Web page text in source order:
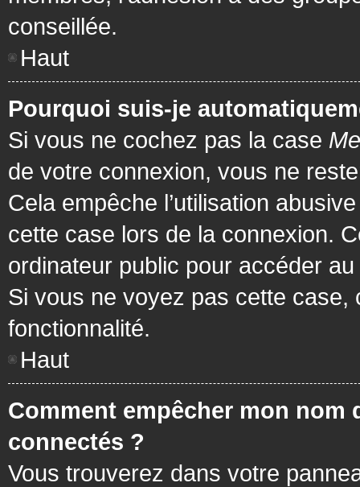
conseillée.
Haut
Pourquoi suis-je
Si vous ne cochez pas la case
de votre connexion, vous ne
Cela empêche l’utilisation
cette case lors de la connexion.
ordinateur public pour accéder
Si vous ne voyez pas cette case,
fonctionnalité.
Haut
Comment empêcher mon nom
connectés ?
Vous trouverez dans votre